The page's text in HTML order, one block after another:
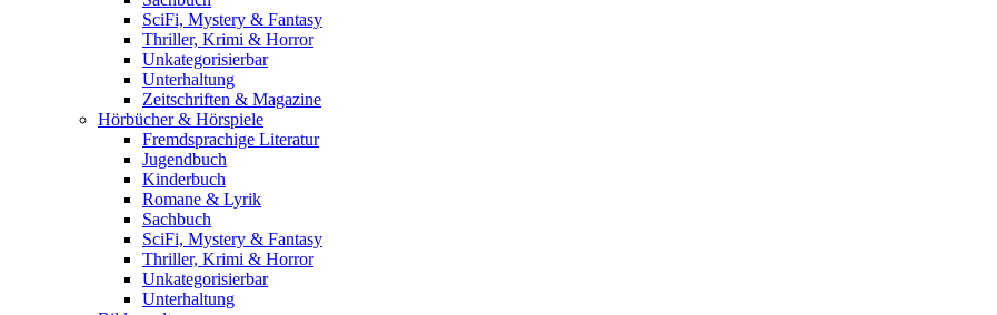
SciFi, Mystery & Fantasy
Thriller, Krimi & Horror
Unkategorisierbar
Unterhaltung
Zeitschriften & Magazine
Hörbücher & Hörspiele
Fremdsprachige Literatur
Jugendbuch
Kinderbuch
Romane & Lyrik
Sachbuch
SciFi, Mystery & Fantasy
Thriller, Krimi & Horror
Unkategorisierbar
Unterhaltung